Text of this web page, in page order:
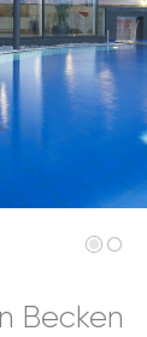
Becken